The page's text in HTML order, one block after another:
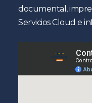
documental,
Servicios Cloud e